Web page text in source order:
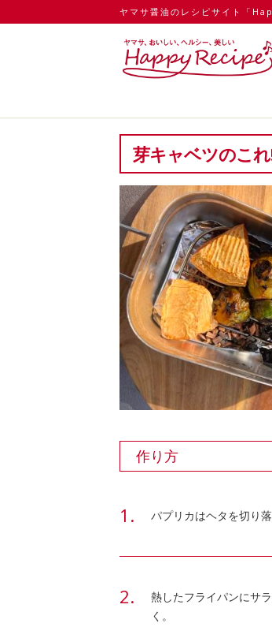
ヤマサ醤油のレシピサイト「
芽キャベツのこ
作り方
パプリカはヘタを切り
熱したフライパンにサ
く。